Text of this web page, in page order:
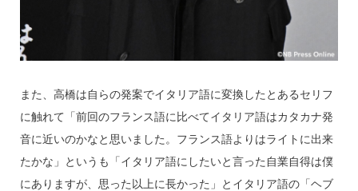
また、高橋は自らの発案でイタリア語に変換したとあるセリフ
に触れて「前回のフランス語に比べてイタリア語はカタカナ発
音に近いのかなと思いました。フランス語よりはライトに出来
たかな」というも「イタリア語にしたいと言った自業自得は僕
にありますが、思った以上に長かった」とイタリア語の「ヘブ